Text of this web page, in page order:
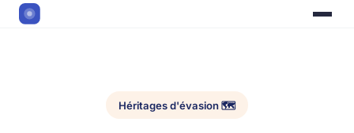
Héritages d'évasion 🗺️